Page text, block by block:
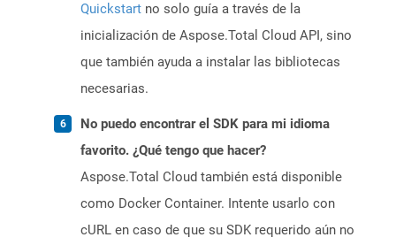
Quickstart no solo guía a través de la
inicialización de Aspose.Total Cloud API, sino
que también ayuda a instalar las bibliotecas
necesarias.
No puedo encontrar el SDK para mi idioma
favorito. ¿Qué tengo que hacer?
Aspose.Total Cloud también está disponible
como Docker Container. Intente usarlo con
cURL en caso de que su SDK requerido aún no